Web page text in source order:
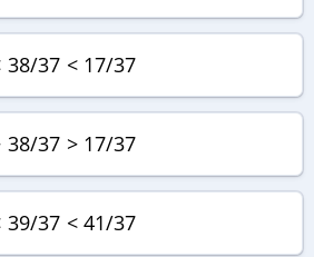
37 < 17/37
37 > 17/37
39/37 < 41/37